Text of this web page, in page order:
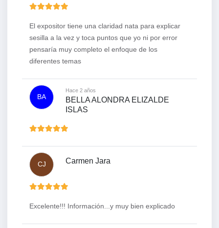
El expositor tiene una claridad nata para explicar
sesilla a la vez y toca puntos que yo ni por error
pensaría muy completo el enfoque de los
diferentes temas
BA
Hace 2 años
BELLA ALONDRA ELIZALDE
ISLAS
CJ Carmen Jara
Excelente!!! Información...y muy bien explicado